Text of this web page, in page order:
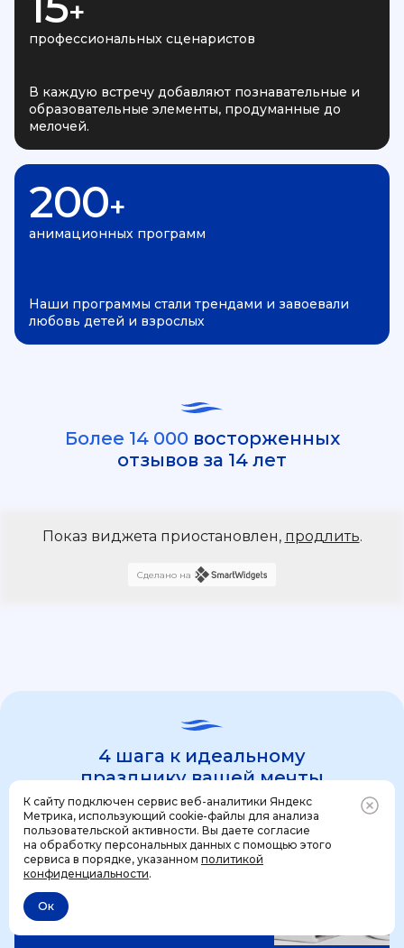
Позвонить+7 (499) 444-31-53
К сайту подключен сервис веб-аналитики Яндекс
Метрика, использующий cookie-файлы для анализа
пользовательской активности. Вы даете согласие
на обработку персональных данных с помощью этого
сервиса в порядке, указанном политикой
конфиденциальности.
Ок
+
профессиональных сценаристов
В каждую встречу добавляют познавательные и
образовательные элементы, продуманные до
мелочей.
200+
анимационных программ
Наши программы стали трендами и завоевали
любовь детей и взрослых
Более 14 000восторженных
отзывов за 14 лет
Показ виджета приостановлен, продлить.
Сделано на
4 шага к идеальному
празднику вашей мечты
1 шаг